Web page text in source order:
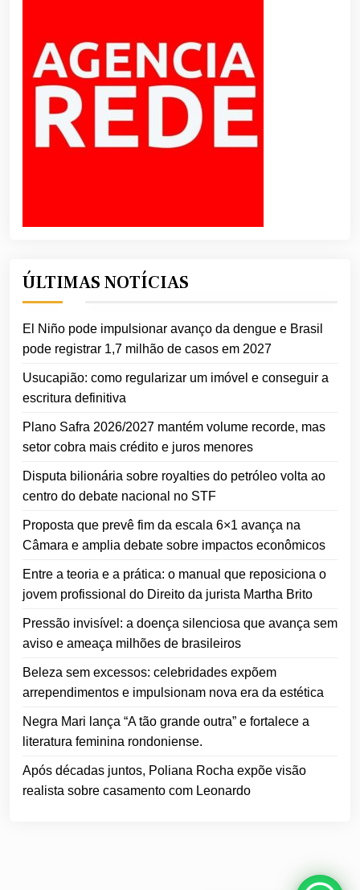
ÚLTIMAS NOTÍCIAS
El Niño pode impulsionar avanço da dengue e Brasil
pode registrar 1,7 milhão de casos em 2027
Usucapião: como regularizar um imóvel e conseguir a
escritura definitiva
Plano Safra 2026/2027 mantém volume recorde, mas
setor cobra mais crédito e juros menores
Disputa bilionária sobre royalties do petróleo volta ao
centro do debate nacional no STF
Proposta que prevê fim da escala 6×1 avança na
Câmara e amplia debate sobre impactos econômicos
Entre a teoria e a prática: o manual que reposiciona o
jovem profissional do Direito da jurista Martha Brito
Pressão invisível: a doença silenciosa que avança sem
aviso e ameaça milhões de brasileiros
Beleza sem excessos: celebridades expõem
arrependimentos e impulsionam nova era da estética
Negra Mari lança “A tão grande outra” e fortalece a
literatura feminina rondoniense.
Após décadas juntos, Poliana Rocha expõe visão
realista sobre casamento com Leonardo